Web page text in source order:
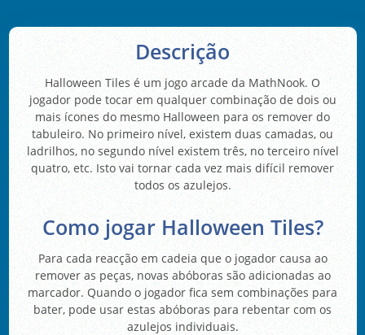
Descrição
Halloween Tiles é um jogo arcade da MathNook. O
jogador pode tocar em qualquer combinação de dois ou
mais ícones do mesmo Halloween para os remover do
tabuleiro. No primeiro nível, existem duas camadas, ou
ladrilhos, no segundo nível existem três, no terceiro nível
quatro, etc. Isto vai tornar cada vez mais difícil remover
todos os azulejos.
Como jogar Halloween Tiles?
Para cada reacção em cadeia que o jogador causa ao
remover as peças, novas abóboras são adicionadas ao
marcador. Quando o jogador fica sem combinações para
bater, pode usar estas abóboras para rebentar com os
azulejos individuais.